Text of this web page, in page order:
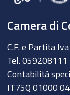
Camera di
C.F. e Partita
Tel. 059208111
Contabilità
IT75Q 01000